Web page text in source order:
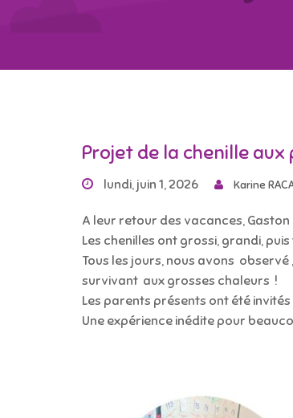
Projet de la chenille aux
lundi, juin 1, 2026 Karine
A leur retour des vacances,
Les chenilles ont grossi, grandi,
Tous les jours, nous avons
survivant aux grosses chaleurs !
Les parents présents ont été
Une expérience inédite pour